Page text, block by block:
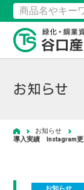
お知らせ
ホームお知らせ
導入実績 Instagram